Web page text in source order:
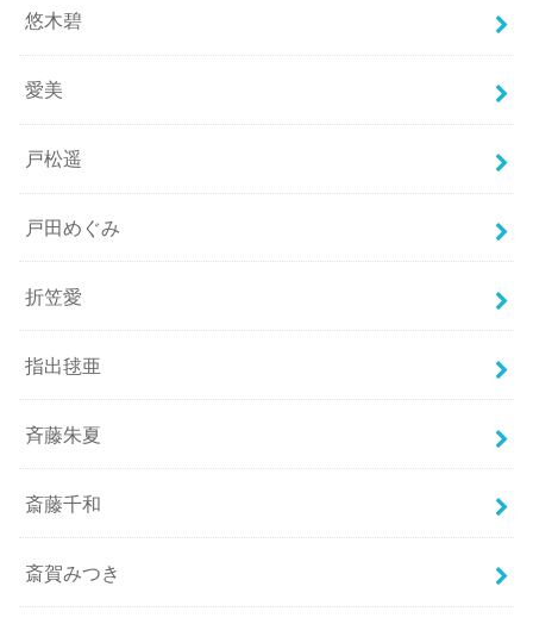
悠木碧
愛美
戸松遥
戸田めぐみ
折笠愛
指出毬亜
斉藤朱夏
斎藤千和
斎賀みつき